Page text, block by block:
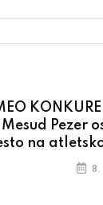
Pezer
na
8.